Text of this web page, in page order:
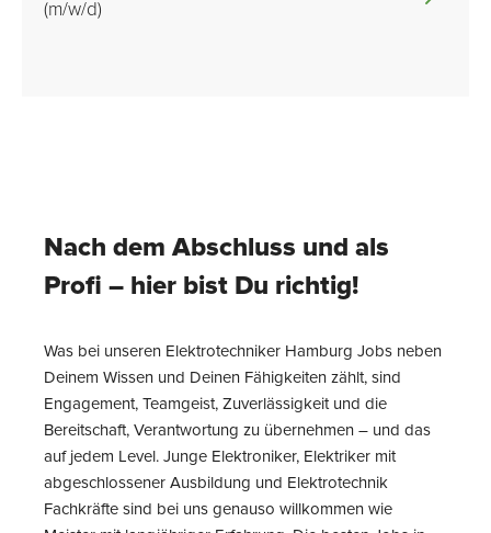
(m/w/d)
Nach dem Abschluss und als
Profi – hier bist Du richtig!
Was bei unseren Elektrotechniker Hamburg Jobs neben
Deinem Wissen und Deinen Fähigkeiten zählt, sind
Engagement, Teamgeist, Zuverlässigkeit und die
Bereitschaft, Verantwortung zu übernehmen – und das
auf jedem Level. Junge Elektroniker, Elektriker mit
abgeschlossener Ausbildung und Elektrotechnik
Fachkräfte sind bei uns genauso willkommen wie